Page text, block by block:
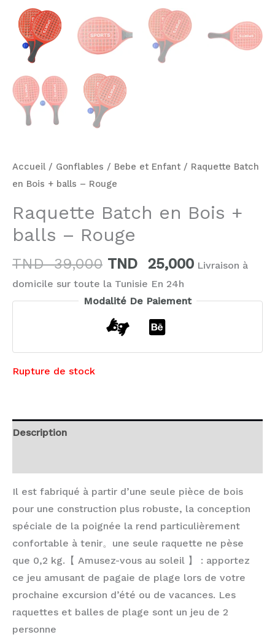
Accueil / Gonflables / Bebe et Enfant / Raquette Batch
en Bois + balls – Rouge
Raquette Batch en Bois +
balls – Rouge
TND39,000 TND 25,000 Livraison à
domicile sur toute la Tunisie En 24h
Modalité De Paiement
Rupture de stock
Description
Il est fabriqué à partir d’une seule pièce de bois
pour une construction plus robuste, la conception
spéciale de la poignée la rend particulièrement
confortable à tenir。une seule raquette ne pèse
que 0,2 kg.【 Amusez-vous au soleil 】 : apportez
ce jeu amusant de pagaie de plage lors de votre
prochaine excursion d’été ou de vacances. Les
raquettes et balles de plage sont un jeu de 2
personne